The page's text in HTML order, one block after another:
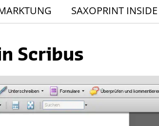
SAXOPRINT INSIDE
Scribus